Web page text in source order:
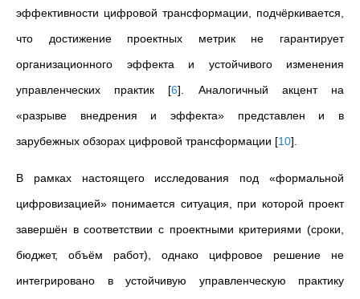
эффективности цифровой трансформации, подчёркивается,
что достижение проектных метрик не гарантирует
организационного эффекта и устойчивого изменения
управленческих практик [6] . Аналогичный акцент на
«разрыве внедрения и эффекта» представлен и в
зарубежных обзорах цифровой трансформации [10]
В рамках настоящего исследования под «формальной
цифровизацией» понимается ситуация, при которой проект
завершён в соответствии с проектными критериями (сроки,
бюджет, объём работ), однако цифровое решение не
интегрировано в устойчивую управленческую практику